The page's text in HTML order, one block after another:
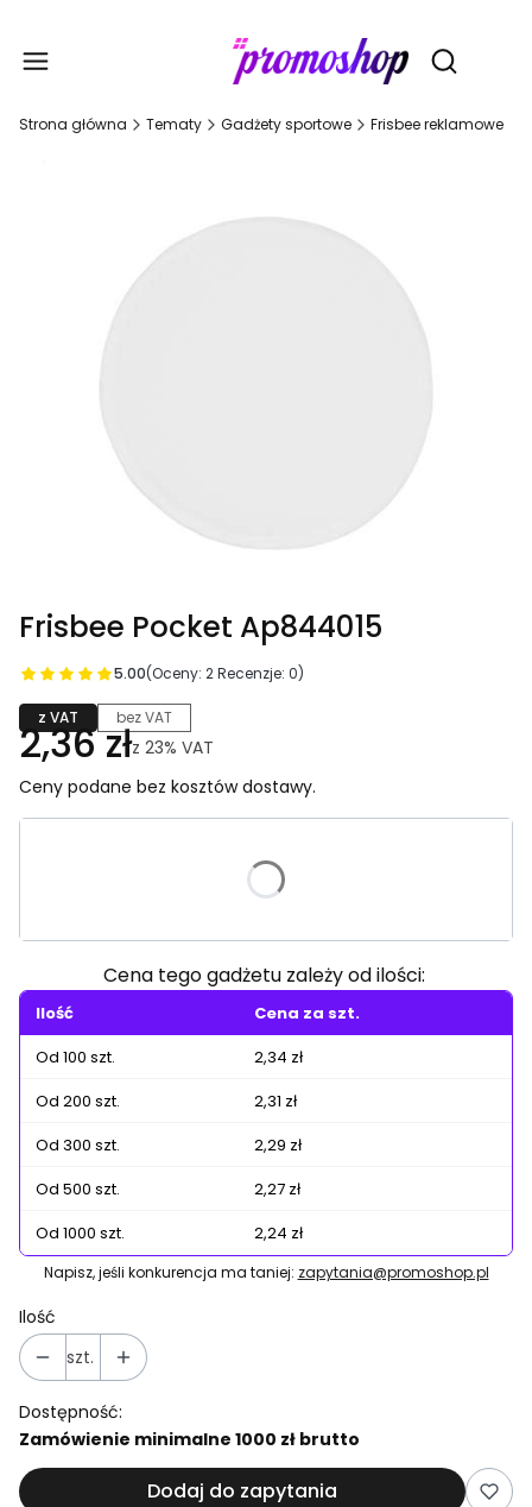
Otwórz
Strona główna Tematy Gadżety sportowe Frisbee reklamowe
Frisbee Pocket Ap844015
5.00(Oceny: 2 Recenzje: 0)
z VAT bez VAT
2,36 złz 23% VAT
Ceny podane bez kosztów dostawy.
Poszczególne warianty mogą różnić się ceną
Cena tego gadżetu zależy od ilości:
Ilość
Cena za szt.
Od 100 szt.
2,34 zł
Od 200 szt.
2,31 zł
Od 300 szt.
2,29 zł
Od 500 szt.
2,27 zł
Od 1000 szt.
2,24 zł
Napisz, jeśli konkurencja ma taniej: zapytania@promoshop.pl
Ilość
szt.
Dostępność:
Zamówienie minimalne 1000 zł brutto
Dodaj do zapytania